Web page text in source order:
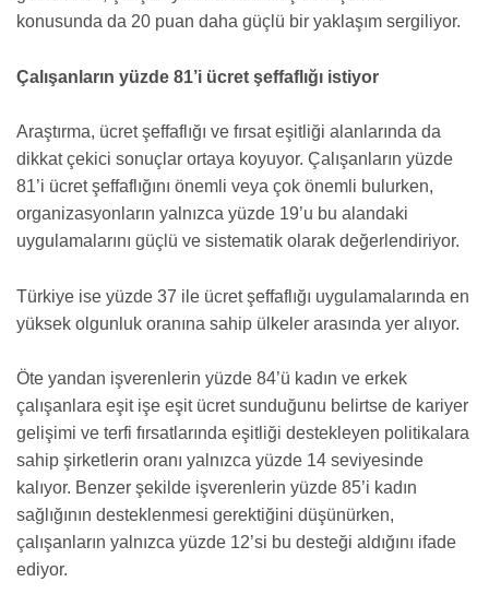
konusunda da 20 puan daha güçlü bir yaklaşım sergiliyor.
Çalışanların yüzde 81’i ücret şeffaflığı istiyor
Araştırma, ücret şeffaflığı ve fırsat eşitliği alanlarında da
dikkat çekici sonuçlar ortaya koyuyor. Çalışanların yüzde
81’i ücret şeffaflığını önemli veya çok önemli bulurken,
organizasyonların yalnızca yüzde 19’u bu alandaki
uygulamalarını güçlü ve sistematik olarak değerlendiriyor.
Türkiye ise yüzde 37 ile ücret şeffaflığı uygulamalarında en
yüksek olgunluk oranına sahip ülkeler arasında yer alıyor.
Öte yandan işverenlerin yüzde 84’ü kadın ve erkek
çalışanlara eşit işe eşit ücret sunduğunu belirtse de kariyer
gelişimi ve terfi fırsatlarında eşitliği destekleyen politikalara
sahip şirketlerin oranı yalnızca yüzde 14 seviyesinde
kalıyor. Benzer şekilde işverenlerin yüzde 85’i kadın
sağlığının desteklenmesi gerektiğini düşünürken,
çalışanların yalnızca yüzde 12’si bu desteği aldığını ifade
ediyor.